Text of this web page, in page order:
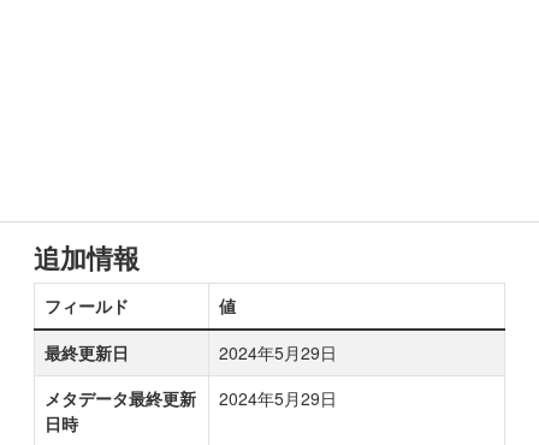
追加情報
フィールド
値
最終更新日
2024年5月29日
メタデータ最終更新
日時
2024年5月29日